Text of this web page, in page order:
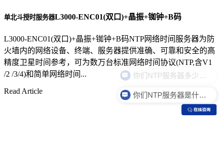
单北斗授时服务器L3000-ENC01(双口)+晶振+铷钟+B码
L3000-ENC01(双口)+晶振+铷钟+B码NTP网络时间服务器为防
火墙内的网络设备、终端、服务器提供准确、可靠和安全的高
精度卫星时间参考，可为数万台标准网络时间协议(NTP,含V1
/2 /3/4)和简单网络时间...
Read Article 你们NTP服务器是什么价格？